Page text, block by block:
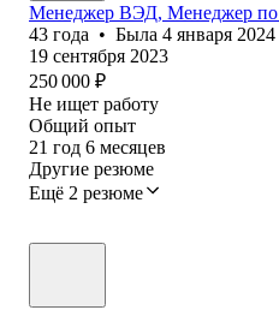
Менеджер ВЭД, Менеджер по
43 года • Была 4 января 2024
19 сентября 2023
250 000 ₽
Не ищет работу
Общий опыт
21 год 6 месяцев
Другие резюме
Ещё 2 резюме